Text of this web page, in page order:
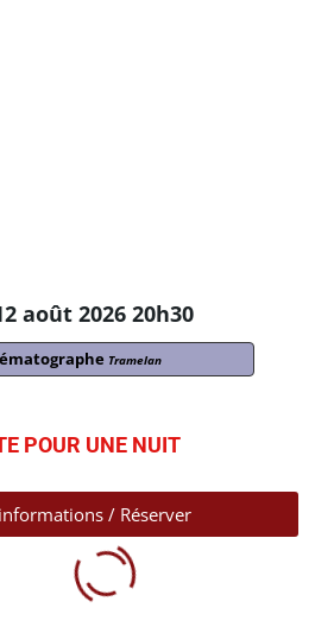
août 2026 20h30
Tramelan
POUR UNE NUIT
/ Réserver